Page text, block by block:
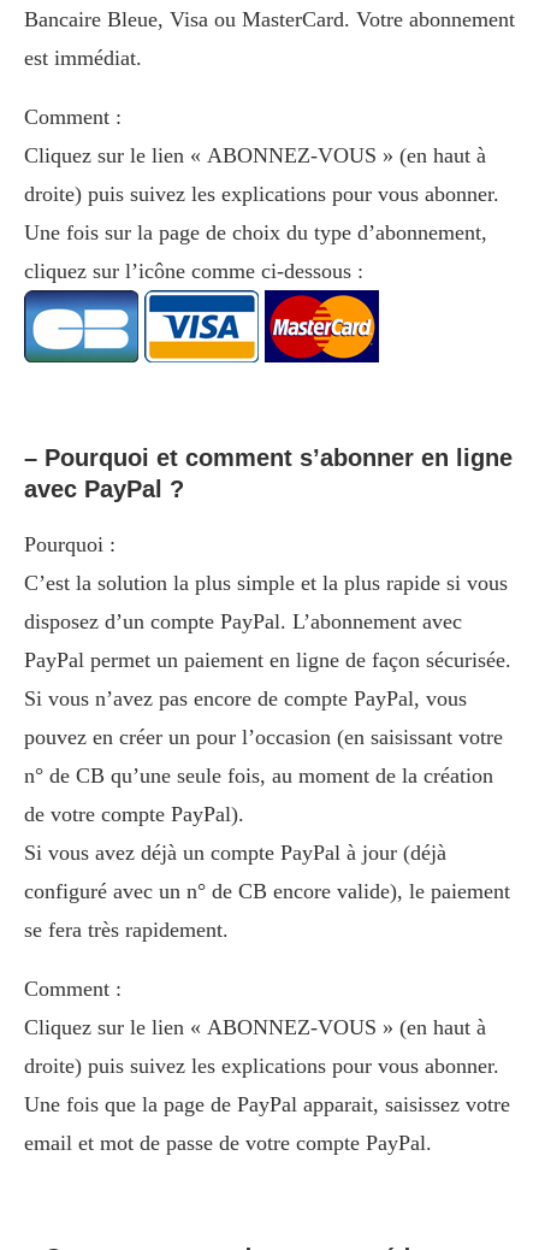
Bancaire Bleue, Visa ou MasterCard. Votre abonnement
est immédiat.
Comment :
Cliquez sur le lien « ABONNEZ-VOUS » (en haut à
droite) puis suivez les explications pour vous abonner.
Une fois sur la page de choix du type d’abonnement,
cliquez sur l’icône comme ci-dessous :
– Pourquoi et comment s’abonner en ligne
avec PayPal ?
Pourquoi :
C’est la solution la plus simple et la plus rapide si vous
disposez d’un compte PayPal. L’abonnement avec
PayPal permet un paiement en ligne de façon sécurisée.
Si vous n’avez pas encore de compte PayPal, vous
pouvez en créer un pour l’occasion (en saisissant votre
n° de CB qu’une seule fois, au moment de la création
de votre compte PayPal).
Si vous avez déjà un compte PayPal à jour (déjà
configuré avec un n° de CB encore valide), le paiement
se fera très rapidement.
Comment :
Cliquez sur le lien « ABONNEZ-VOUS » (en haut à
droite) puis suivez les explications pour vous abonner.
Une fois que la page de PayPal apparait, saisissez votre
email et mot de passe de votre compte PayPal.